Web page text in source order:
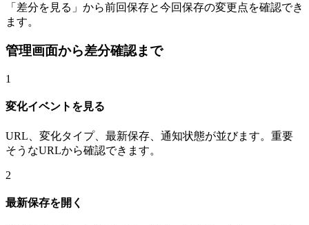
「差分を見る」から前回保存と今回保存の変更点を確認でき
ます。
管理画面から差分確認まで
1
変化イベントを見る
URL、変化タイプ、最新保存、通知状態が並びます。重要
そうなURLから確認できます。
2
最新保存を開く